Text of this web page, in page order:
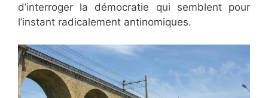
d’interroger la démocratie qui semblent pour
l’instant radicalement antinomiques.